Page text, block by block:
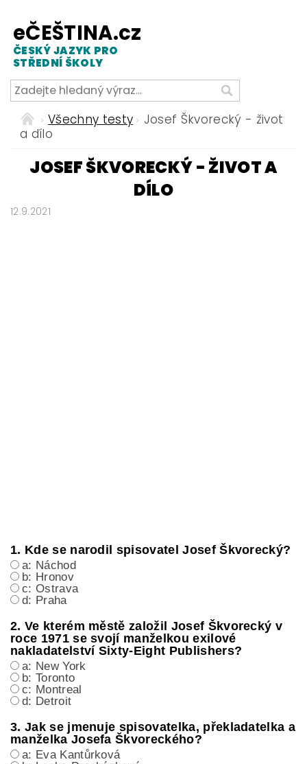
eČEŠTINA.cz
ČESKÝ JAZYK PRO
STŘEDNÍ ŠKOLY
Všechny testy
Josef Škvorecký - život
a dílo
JOSEF ŠKVORECKÝ - ŽIVOT A
DÍLO
12.9.2021
1. Kde se narodil spisovatel Josef Škvorecký?
a: Náchod
b: Hronov
c: Ostrava
d: Praha
2. Ve kterém městě založil Josef Škvorecký v
roce 1971 se svojí manželkou exilové
nakladatelství Sixty-Eight Publishers?
a: New York
b: Toronto
c: Montreal
d: Detroit
3. Jak se jmenuje spisovatelka, překladatelka a
manželka Josefa Škvoreckého?
a: Eva Kantůrková